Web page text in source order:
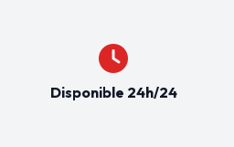
Disponible 24h/24